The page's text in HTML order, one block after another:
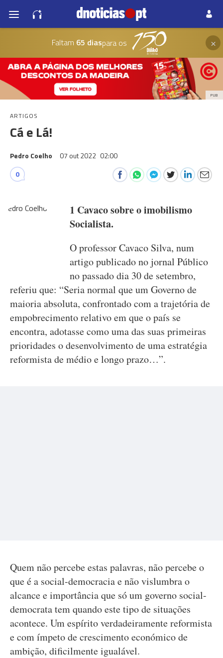
Faltam 65 diaspara os ×
PUB
ARTIGOS
Cá e Lá!
Pedro Coelho 07 out 2022 02:00
0
1 Cavaco sobre o imobilismo
Socialista.
O professor Cavaco Silva, num
artigo publicado no jornal Público
no passado dia 30 de setembro,
referiu que: “Seria normal que um Governo de
maioria absoluta, confrontado com a trajetória de
empobrecimento relativo em que o país se
encontra, adotasse como uma das suas primeiras
prioridades o desenvolvimento de uma estratégia
reformista de médio e longo prazo…”.
Quem não percebe estas palavras, não percebe o
que é a social-democracia e não vislumbra o
alcance e importância que só um governo social-
democrata tem quando este tipo de situações
acontece. Um espírito verdadeiramente reformista
e com ímpeto de crescimento económico de
ambição, dificilmente igualável.